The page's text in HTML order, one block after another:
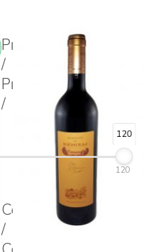
a
plusieurs
variations.
Les
options
peuvent
être
choisies
sur
Prix
/
Price
/
120
120
Couleur
/